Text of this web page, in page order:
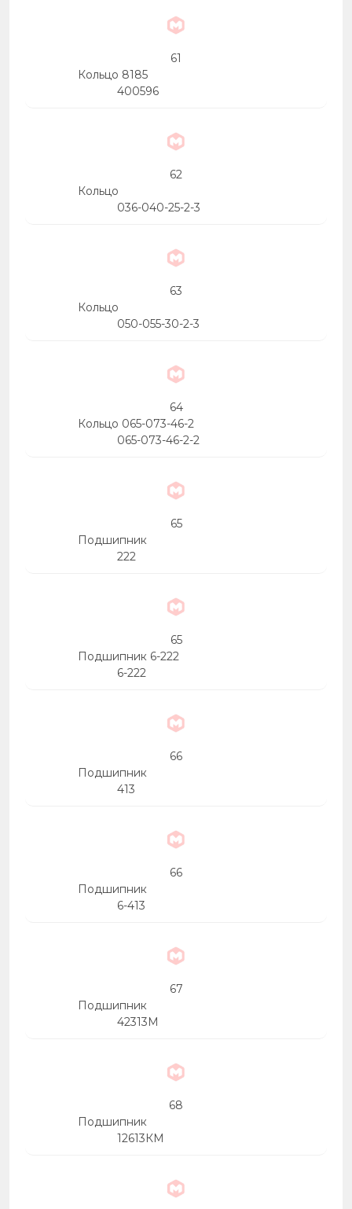
61
Кольцо 8185
400596
62
Кольцо
036-040-25-2-3
63
Кольцо
050-055-30-2-3
64
Кольцо 065-073-46-2
065-073-46-2-2
65
Подшипник
222
65
Подшипник 6-222
6-222
66
Подшипник
413
66
Подшипник
6-413
67
Подшипник
42313М
68
Подшипник
12613КМ